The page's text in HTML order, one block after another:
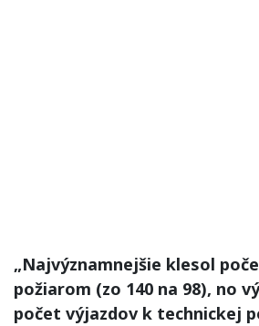
„Najvýznamnejšie klesol
požiarom (zo 140 na 98), no
počet výjazdov k technickej